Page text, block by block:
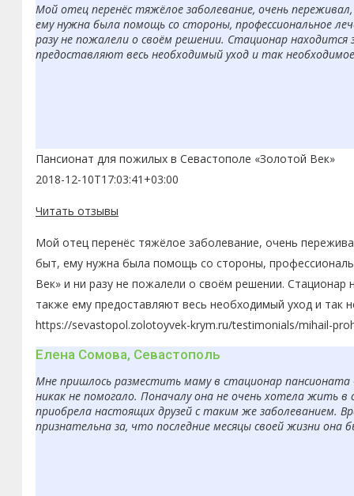
Мой отец перенёс тяжёлое заболевание, очень
ему нужна была помощь со стороны, профессиональное
разу не пожалели о своём решении. Стационар
предоставляют весь необходимый уход и так
Пансионат для пожилых в Севастополе «Золотой Век»
2018-12-10T17:03:41+03:00
Читать отзывы
Мой отец перенёс тяжёлое заболевание, очень
быт, ему нужна была помощь со стороны,
Век» и ни разу не пожалели о своём решении.
также ему предоставляют весь необходимый уход и так
https://sevastopol.zolotoyvek-krym.ru/testimonials/mihail-
Елена Сомова, Севастополь
Мне пришлось разместить маму в стационар пансионата
никак не помогало. Поначалу она не очень хотела жить
приобрела настоящих друзей с таким же заболеванием.
признательна за, что последние месяцы своей жизни